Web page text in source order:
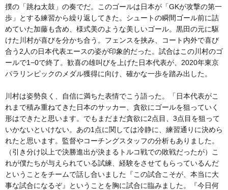
撲の「跳ね太鼓」の奏でだ。このゴールは日本が「GKが攻撃の第一
歩」とする練習から繰り返してきた。シュートの瞬間ゴール前に詰
めていた加藤も含め、様式美のような美しいゴール。黒田の元に駆
けた川村が喜びを分かち合う。フェンスを挟み、コート内外で喜び
合う2人の日本代表エースの姿が印象的だった。試合はこの川村のゴ
ールで1−0で終了。歓喜の雄叫びを上げた日本代表が、2020年東京
パラリンピックのメダル獲得に向け、確かな一歩を踏み出した。
川村は姿勢良く、自信に満ちた表情でこう語った。「日本代表がこ
れまで積み重ねてきた日本のサッカー、貪欲にゴールを狙っていく
形はできたと思います。でもまだまだ貪欲に2点目、3点目を狙って
いかないといけない。あの1点に関しては冷静に、練習通りに決めら
れたと思います。監督やコーチングスタッフの分析もありました。
（引き分け以上で決勝進出が決まるトルコ戦での敗戦だったが）こ
れが僕たちが与えられている試練、経験をさせてもらっているんだ
ということをチームで話し合いました『この試合こそが、本当に大
事な試合になるぞ』ということを胸に試合に臨みました。『今日何